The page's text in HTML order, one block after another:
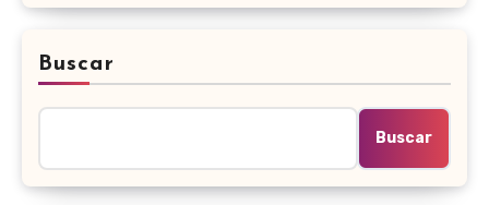
Buscar
Buscar